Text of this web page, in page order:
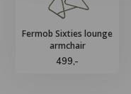
Fermob Sixties lounge
armchair
499,-